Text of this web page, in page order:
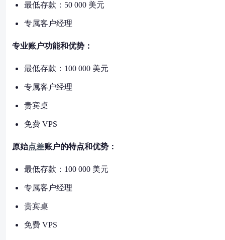
最低存款：50 000 美元
专属客户经理
专业账户功能和优势：
最低存款：100 000 美元
专属客户经理
贵宾桌
免费 VPS
原始点差账户的特点和优势：
最低存款：100 000 美元
专属客户经理
贵宾桌
免费 VPS